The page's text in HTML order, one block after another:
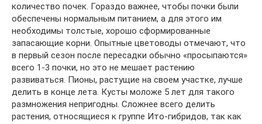
количество почек. Гораздо важнее, чтобы почки были
обеспечены нормальным питанием, а для этого им
необходимы толстые, хорошо сформированные
запасающие корни. Опытные цветоводы отмечают, что
в первый сезон после пересадки обычно «просыпаются»
всего 1-3 почки, но это не мешает растению
развиваться. Пионы, растущие на своем участке, лучше
делить в конце лета. Кусты моложе 5 лет для такого
размножения непригодны. Сложнее всего делить
растения, относящиеся к группе Ито-гибридов, так как